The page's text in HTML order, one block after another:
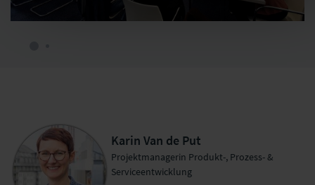
Karin Van de Put
Projektmanagerin Produkt-, Prozess- &
Serviceentwicklung